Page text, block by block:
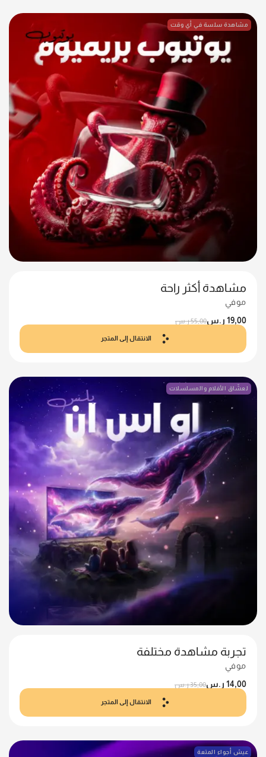
مشاهدة سلسة في أي وقت
مشاهدة أكثر راحة
موفي
55,00ر.س 19,00 ر.س
الانتقال إلى المتجر
لعشّاق الأفلام والمسلسلات
تجربة مشاهدة مختلفة
موفي
35,00ر.س 14,00 ر.س
الانتقال إلى المتجر
عيش أجواء المتعة